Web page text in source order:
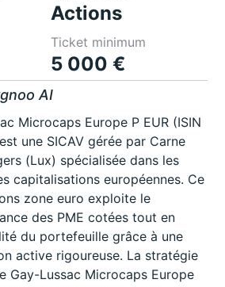
Actions
Ticket minimum
5 000 €
AI
Microcaps Europe P EUR (ISIN
une SICAV gérée par Carne
(Lux) spécialisée dans les
capitalisations européennes. Ce
zone euro exploite le
des PME cotées tout en
du portefeuille grâce à une
active rigoureuse. La stratégie
Gay-Lussac Microcaps Europe